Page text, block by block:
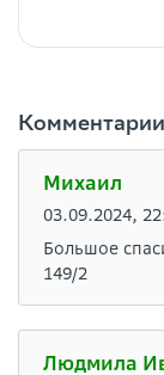
Комментарии
Михаил
03.09.2024,
Большое
149/2
Людмила